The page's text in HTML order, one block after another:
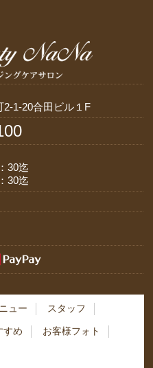
2-1-20合田ビル１F
30迄
30迄
ュー スタッフ
すめ お客様フォト